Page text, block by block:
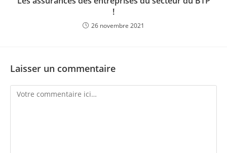
!
26 novembre 2021
Laisser un commentaire